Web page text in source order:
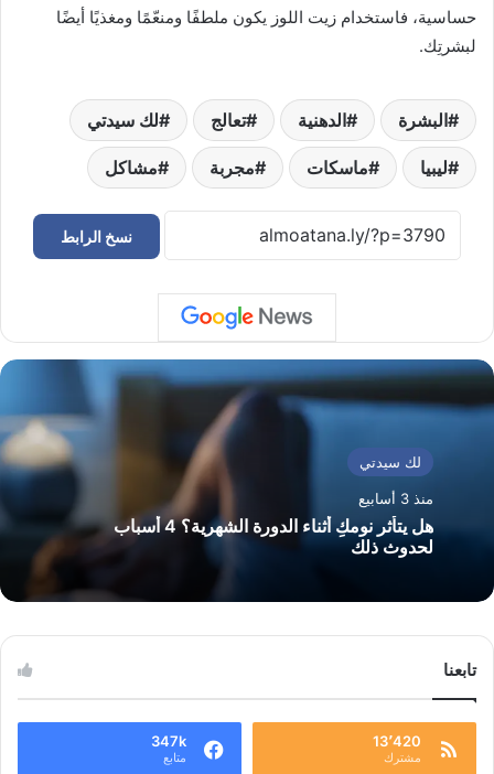
حساسية، فاستخدام زيت اللوز يكون ملطفًا ومنعّمًا ومغذيًا أيضًا
لبشرتِك.
البشرة الدهنية تعالج لك سيدتي
ليبيا ماسكات مجربة مشاكل
نسخ الرابط
لك سيدتي
منذ 3 أسابيع
هل يتأثر نومكِ أثناء الدورة الشهرية؟ 4 أسباب
لحدوث ذلك
تابعنا
13٬420
مشترك
347k
متابع